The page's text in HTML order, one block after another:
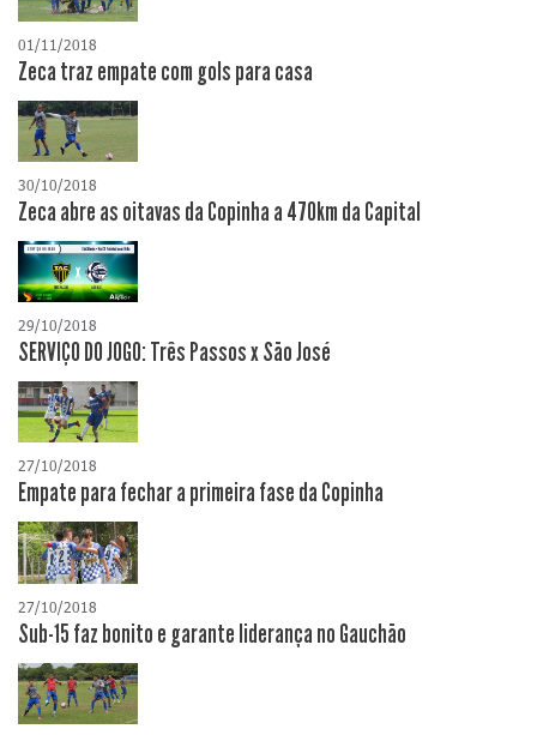
01/11/2018
Zeca traz empate com gols para casa
30/10/2018
Zeca abre as oitavas da Copinha a 470km da Capital
29/10/2018
SERVIÇO DO JOGO: Três Passos x São José
27/10/2018
Empate para fechar a primeira fase da Copinha
27/10/2018
Sub-15 faz bonito e garante liderança no Gauchão